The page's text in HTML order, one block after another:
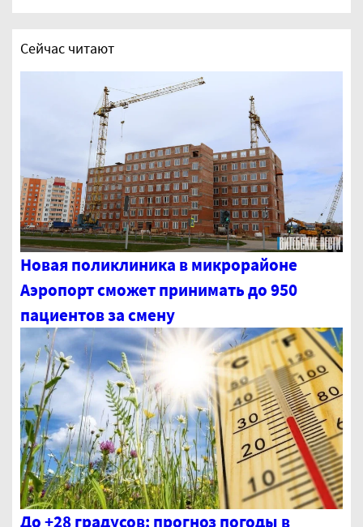
Сейчас читают
Новая поликлиника в микрорайоне
Аэропорт сможет принимать до 950
пациентов за смену
До +28 градусов: прогноз погоды в